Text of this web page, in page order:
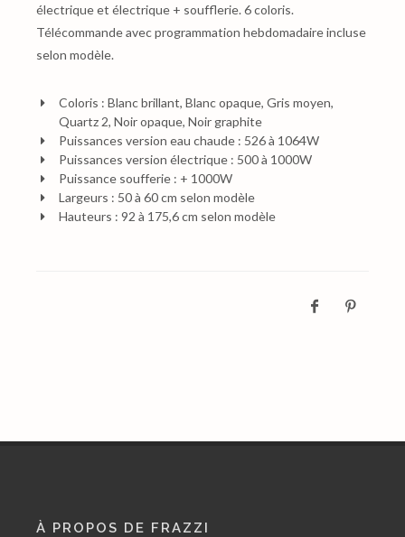
électrique et électrique + soufflerie. 6 coloris.
Télécommande avec programmation hebdomadaire incluse
selon modèle.
Coloris : Blanc brillant, Blanc opaque, Gris moyen,
Quartz 2, Noir opaque, Noir graphite
Puissances version eau chaude : 526 à 1064W
Puissances version électrique : 500 à 1000W
Puissance soufferie : + 1000W
Largeurs : 50 à 60 cm selon modèle
Hauteurs : 92 à 175,6 cm selon modèle
À PROPOS DE FRAZZI